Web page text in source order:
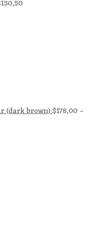
150,50
(dark brown)$178,00–